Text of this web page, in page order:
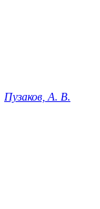
Пузаков, А. В.